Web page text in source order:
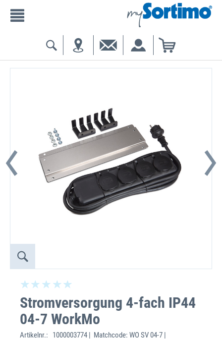
Stromversorgung 4-fach IP44
04-7 WorkMo
Artikelnr.:
1000003774 | Matchcode: WO SV 04-7 |